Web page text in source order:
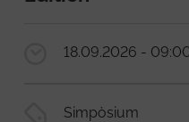
18.09.2026 -
Simpòsium